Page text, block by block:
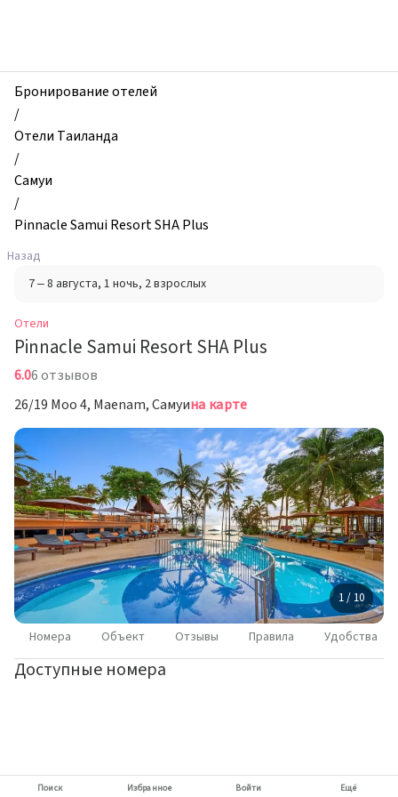
Pinnacle
Samui
Resort
SHA
Plus,
Самуи,
Таиланд
Бронирование отелей
/
Отели Таиланда
/
Самуи
/
Pinnacle Samui Resort SHA Plus
Назад
7 – 8 августа, 1 ночь, 2 взрослых
Отели
Pinnacle Samui Resort SHA Plus
6.06 отзывов
26/19 Moo 4, Maenam, Самуина карте
1 / 10
Номера Объект Отзывы Правила Удобства
Доступные номера
Поиск Избранное Войти Ещё